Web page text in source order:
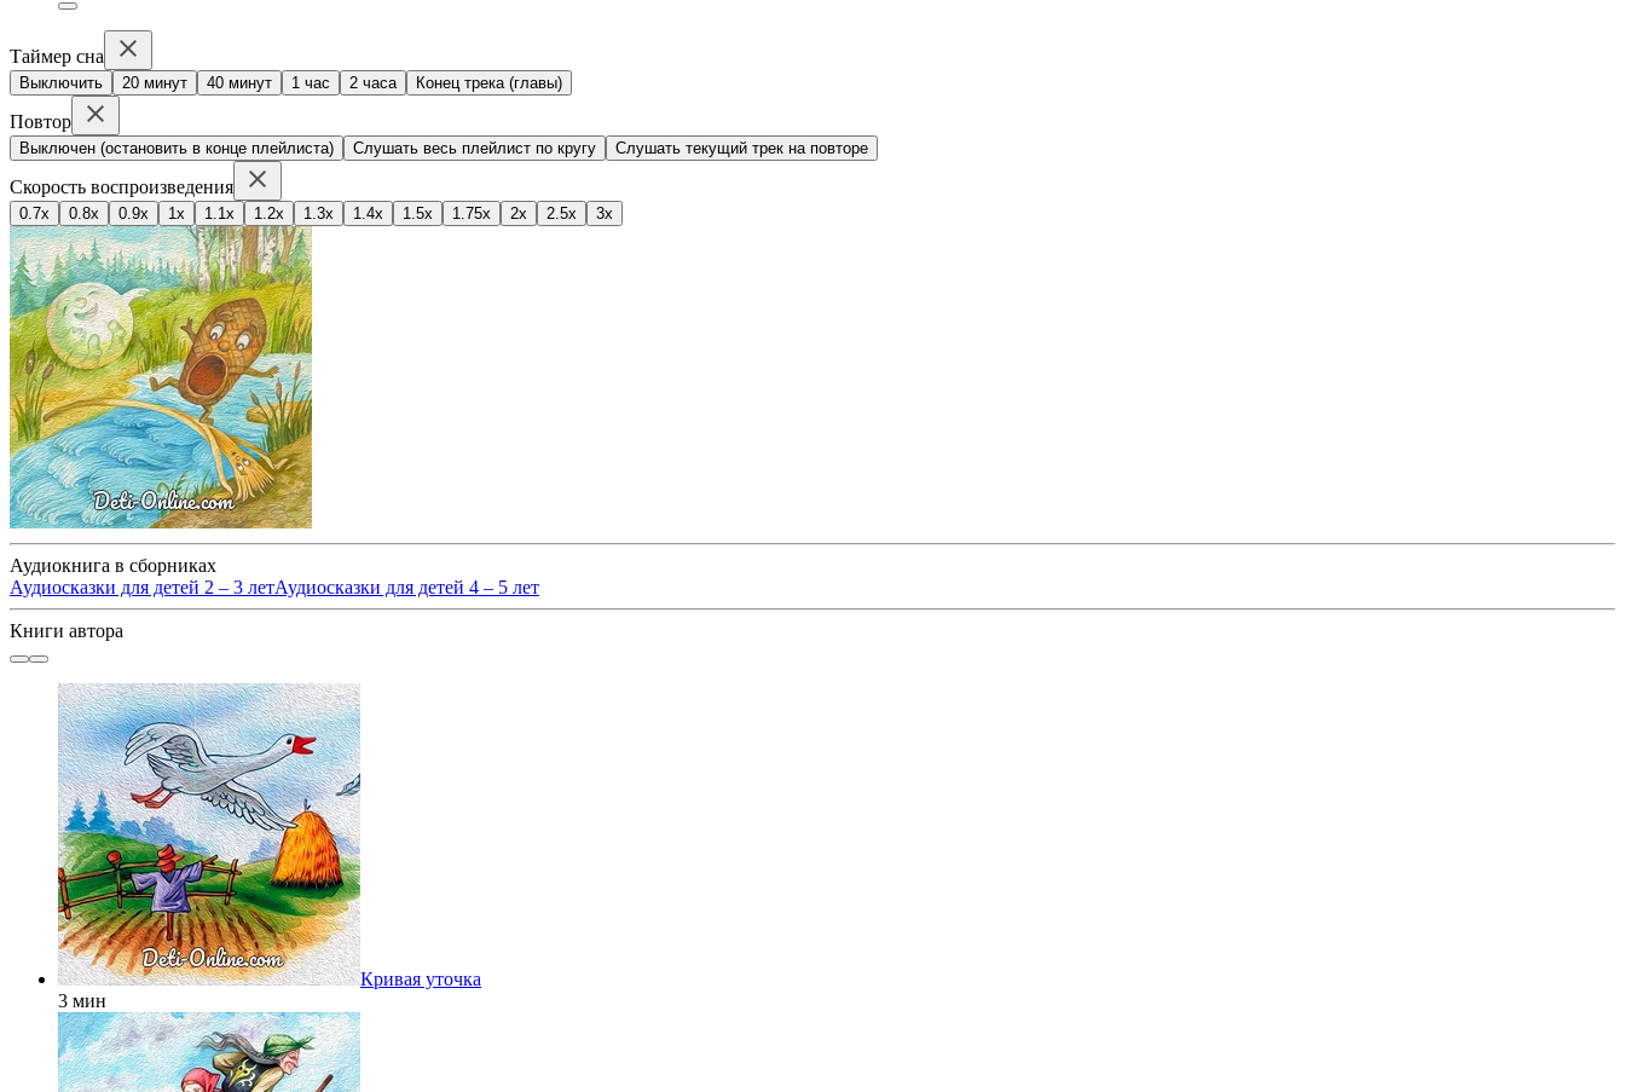
Таймер сна
Выключить 20 минут 40 минут 1 час 2 часа Конец трека (главы)
Повтор
Выключен (остановить в конце плейлиста) Слушать весь плейлист по кругу Слушать текущий трек на повторе
Скорость воспроизведения
0.7x 0.8x 0.9x 1x 1.1x 1.2x 1.3x 1.4x 1.5x 1.75x 2x 2.5x 3x
Аудиокнига в сборниках
Аудиосказки для детей 2 – 3 летАудиосказки для детей 4 – 5 лет
Книги автора
Кривая уточка
3 мин